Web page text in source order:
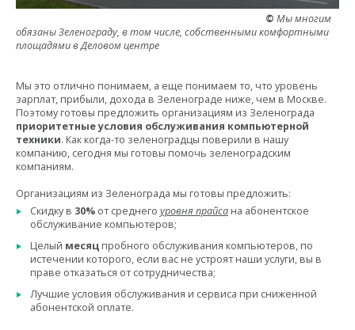
© Мы многим
обязаны Зеленограду, в том числе, собственными комфортными
площадями в Деловом центре
Мы это отлично понимаем, а еще понимаем то, что уровень
зарплат, прибыли, дохода в Зеленограде ниже, чем в Москве.
Поэтому готовы предложить организациям из Зеленограда
приоритетные условия обслуживания компьютерной
техники. Как когда-то зеленоградцы поверили в нашу
компанию, сегодня мы готовы помочь зеленоградским
компаниям.
Организациям из Зеленограда мы готовы предложить:
Скидку в 30% от среднего уровня прайса на абонентское
обслуживание компьютеров;
Целый месяц пробного обслуживания компьютеров, по
истечении которого, если вас не устроят наши услуги, вы в
праве отказаться от сотрудничества;
Лучшие условия обслуживания и сервиса при сниженной
абонентской оплате.